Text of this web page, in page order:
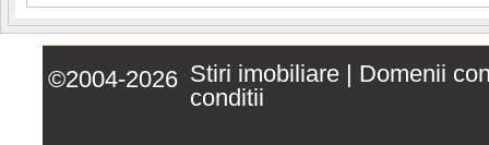
©2004-2026 Stiri imobiliare | Domenii
conditii